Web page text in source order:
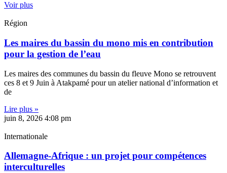
Voir plus
Région
Les maires du bassin du mono mis en contribution
pour la gestion de l’eau
Les maires des communes du bassin du fleuve Mono se retrouvent
ces 8 et 9 Juin à Atakpamé pour un atelier national d’information et
de
Lire plus »
juin 8, 2026 4:08 pm
Internationale
Allemagne-Afrique : un projet pour compétences
interculturelles